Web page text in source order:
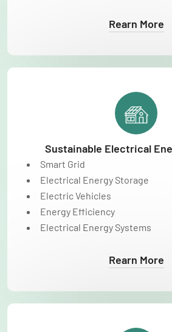
Rearn More
Sustainable Electrical
Smart Grid
Electrical Energy Storage
Electric Vehicles
Energy Efficiency
Electrical Energy Systems
Rearn More